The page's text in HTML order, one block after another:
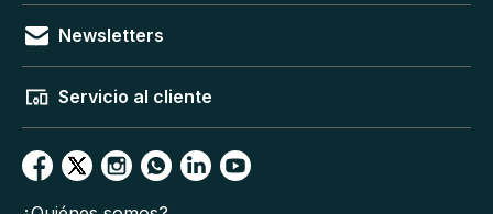
Newsletters
Servicio al cliente